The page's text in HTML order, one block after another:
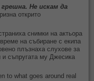
Не искам да
открито
снимки на актьора
на събиране с екипа
плъзнаха слухове за
съпругата му Джесика
to what goes around real